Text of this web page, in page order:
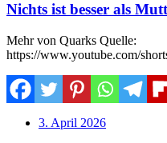
Nichts ist besser als
Mehr von Quarks Quelle:
https://www.youtube.com/
3. April 2026